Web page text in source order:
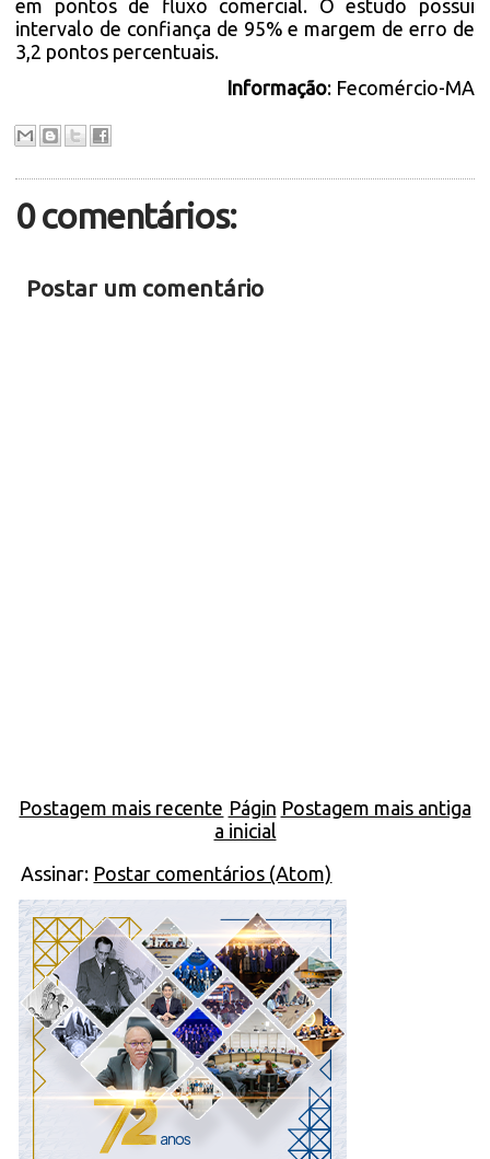
em pontos de fluxo comercial. O estudo possui
intervalo de confiança de 95% e margem de erro de
3,2 pontos percentuais.
Informação: Fecomércio-MA
0 comentários:
Postar um comentário
Postagem mais recente Postagem mais antiga
Págin
a inicial
Assinar: Postar comentários (Atom)